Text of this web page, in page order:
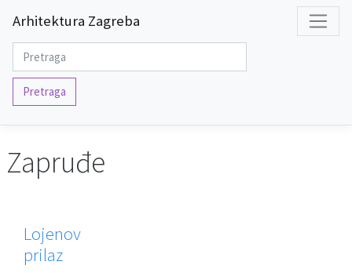
Arhitektura Zagreba
Pretraga
Zapruđe
Lojenov
prilaz